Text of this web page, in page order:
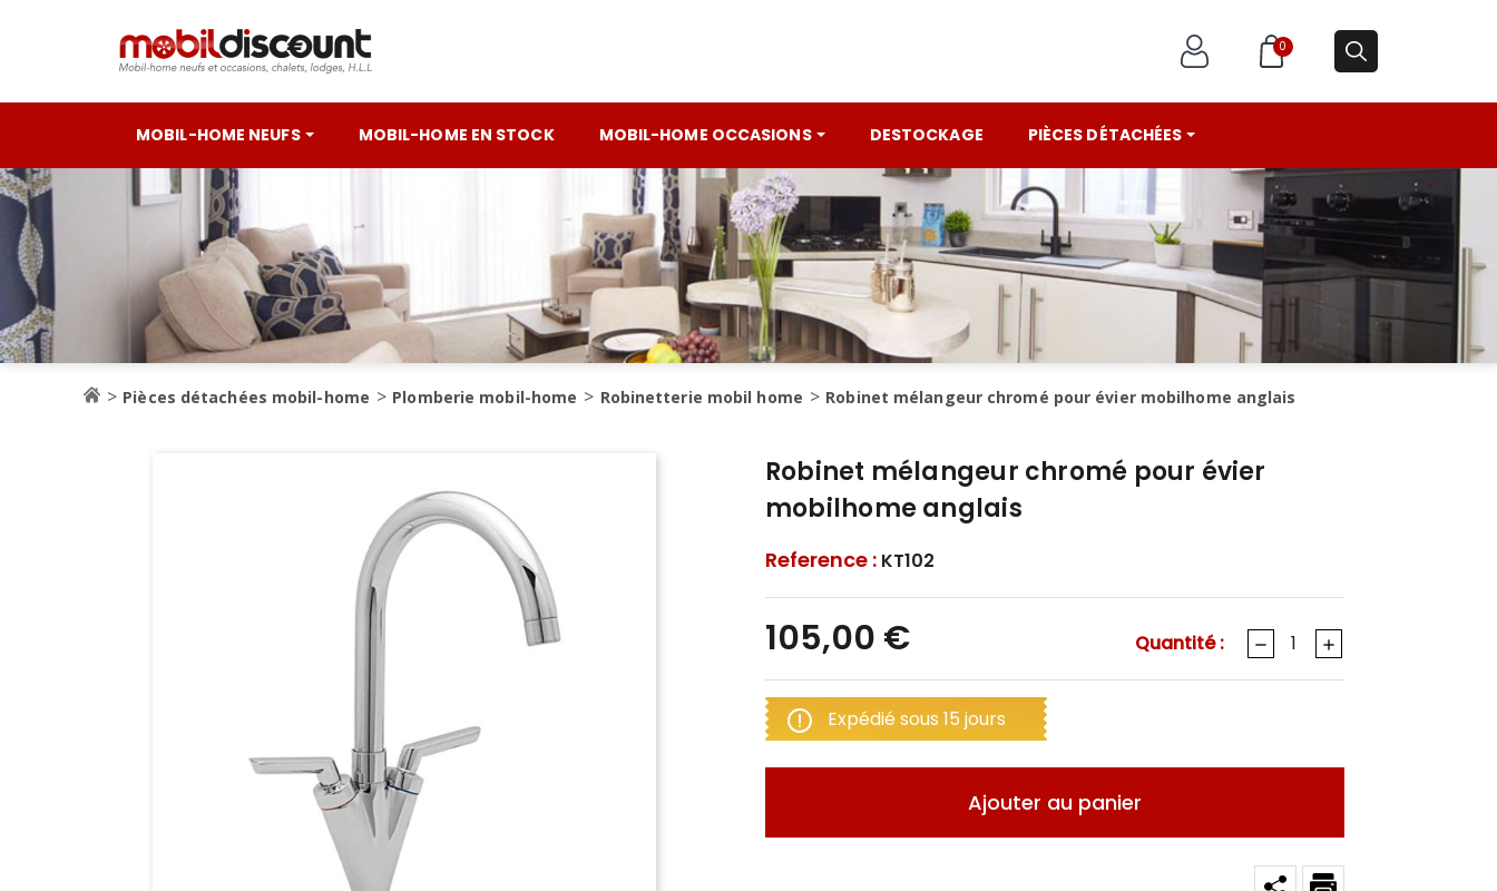
0
MOBIL-HOME NEUFS MOBIL-HOME EN STOCK MOBIL-HOME OCCASIONS DESTOCKAGE PIÈCES DÉTACHÉES
Pièces détachées mobil-home Plomberie mobil-home Robinetterie mobil home Robinet mélangeur chromé pour évier mobilhome anglais
Robinet mélangeur chromé pour évier
mobilhome anglais
Reference : KT102
105,00 € Quantité :
Expédié sous 15 jours
Ajouter au panier